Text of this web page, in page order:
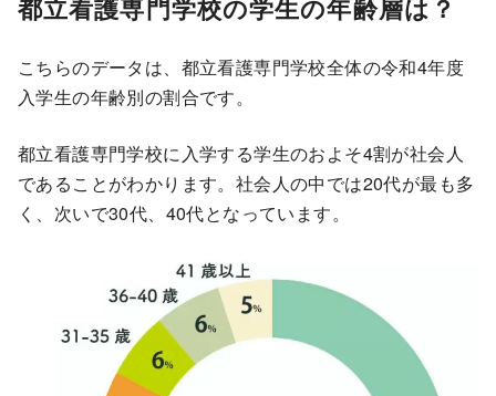
都立看護専門学校の学生の年齢層は？
こちらのデータは、都立看護専門学校全体の令和4年度
入学生の年齢別の割合です。
都立看護専門学校に入学する学生のおよそ4割が社会人
であることがわかります。社会人の中では20代が最も多
く、次いで30代、40代となっています。